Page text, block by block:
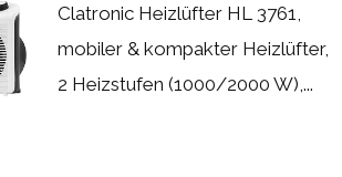
Clatronic Heizlüfter HL 3761,
mobiler & kompakter Heizlüfter,
2 Heizstufen (1000/2000 W),...